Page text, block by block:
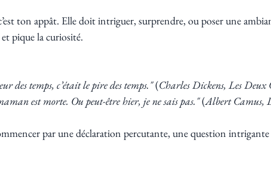
ton appât. Elle doit intriguer, surprendre, ou poser une
pique la curiosité.
des temps, c’était le pire des temps." (Charles Dickens, Les Deux
est morte. Ou peut-être hier, je ne sais pas." (Albert Camus,
par une déclaration percutante, une question